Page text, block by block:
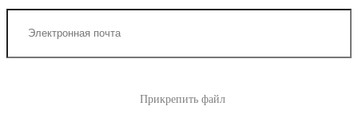
Прикрепить файл